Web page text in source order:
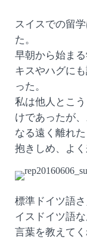
スイスでの留
た。
早朝から始ま
キスやハグに
った。
私は他人とこ
けであったが
なる遠く離れ
抱きしめ、よ
標準ドイツ語
イスドイツ語
言葉を教えてく